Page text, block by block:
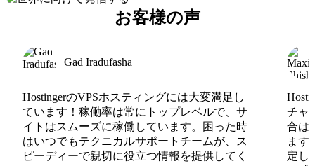
お客様の声
Gad Iradufasha
HostingerのVPSホスティングには大変満足し
ています！稼働率は常にトップレベルで、サ
イトはスムーズに稼働しています。困った時
はいつでもテクニカルサポートチームが、ス
ピーディーで親切に役立つ情報を提供してく
チャ
合は
ます
定し